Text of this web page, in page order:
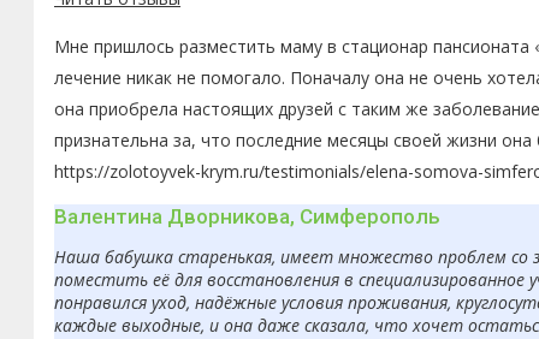
Мне пришлось разместить маму в стационар
лечение никак не помогало. Поначалу она не очень
она приобрела настоящих друзей с таким же
признательна за, что последние месяцы своей жизни
https://zolotoyvek-krym.ru/testimonials/elena-somova-
Валентина Дворникова, Симферополь
Наша бабушка старенькая, имеет множество проблем со
поместить её для восстановления в
понравился уход, надёжные условия проживания,
каждые выходные, и она даже сказала, что хочет